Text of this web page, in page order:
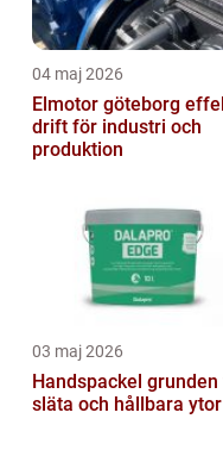
04 maj 2026
Elmotor göteborg effektiv
drift för industri och
produktion
03 maj 2026
Handspackel grunden för
släta och hållbara ytor